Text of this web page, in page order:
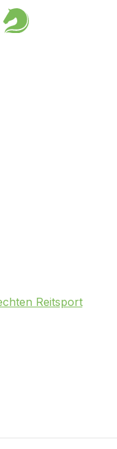
Reitsport